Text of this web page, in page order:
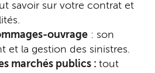
savoir sur votre contrat et
ouvrage: son
et la gestion des sinistres.
marchés publics : tout